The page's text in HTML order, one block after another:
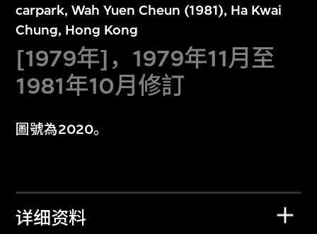
carpark, Wah Yuen Cheun (1981), Ha Kwai
Chung, Hong Kong
[1979年]，1979年11月至
1981年10月修訂
圖號為2020。
详细资料